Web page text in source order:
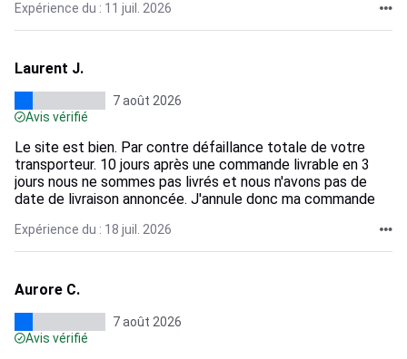
Expérience du : 11 juil. 2026
Laurent J.
7 août 2026
Avis vérifié
Le site est bien. Par contre défaillance totale de votre
transporteur. 10 jours après une commande livrable en 3
jours nous ne sommes pas livrés et nous n'avons pas de
date de livraison annoncée. J'annule donc ma commande
Expérience du : 18 juil. 2026
Aurore C.
7 août 2026
Avis vérifié